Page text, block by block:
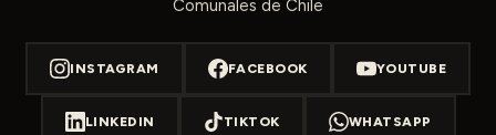
Comunales de Chile
INSTAGRAM FACEBOOK YOUTUBE
LINKEDIN TIKTOK WHATSAPP